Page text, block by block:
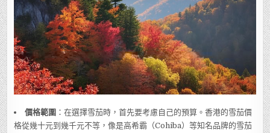
價格範圍 ：在選擇雪茄時，首先要考慮自己的預算。香港的雪茄價
格從幾十元到幾千元不等，像是高希霸（Cohiba）等知名品牌的雪茄